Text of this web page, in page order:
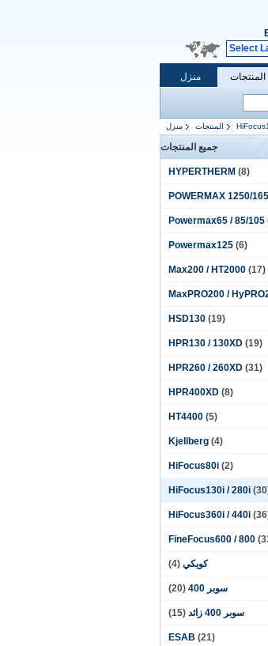
Select
منزل المنتجات
منزل المنتجات
جميع المنتجات
HYPERTHERM (8)
POWERMAX 1250/
Powermax65 / 85/105
Powermax125 (6)
Max200 / HT2000 (17)
MaxPRO200 /
HSD130 (19)
HPR130 / 130XD (19)
HPR260 / 260XD (31)
HPR400XD (8)
HT4400 (5)
Kjellberg (4)
HiFocus80i (2)
HiFocus130i / 280i
HiFocus360i / 440i
FineFocus600 / 800
كويكي (4)
سوبر 400 (20)
سوبر 400 زائد (15)
ESAB (21)